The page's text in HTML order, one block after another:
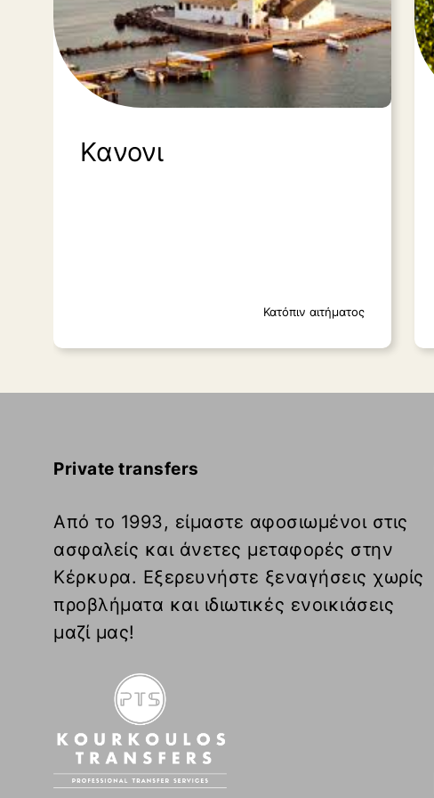
Κανονι
Κατόπιν αιτήματος
Κανονι
Κατόπιν αιτήματος
Private transfers
Από το 1993, είμαστε αφοσιωμένοι στις
ασφαλείς και άνετες μεταφορές στην
Κέρκυρα. Εξερευνήστε ξεναγήσεις χωρίς
προβλήματα και ιδιωτικές ενοικιάσεις
μαζί μας!